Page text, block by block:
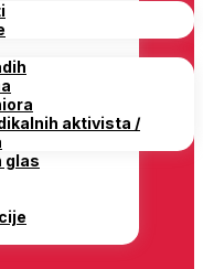
aktivista /
glas